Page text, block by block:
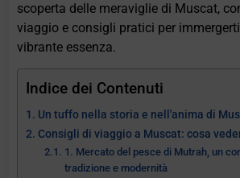
scoperta delle meraviglie di Muscat,
viaggio e consigli pratici per
vibrante essenza.
Indice dei Contenuti
Un tuffo nella storia e nell'anima di
Consigli di viaggio a Muscat: cosa
1. Mercato del pesce di Mutrah, un
tradizione e modernità